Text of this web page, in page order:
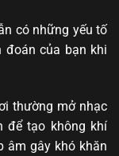
có những yếu tố
đoán của bạn khi
thường mở nhạc
để tạo không khí
âm gây khó khăn